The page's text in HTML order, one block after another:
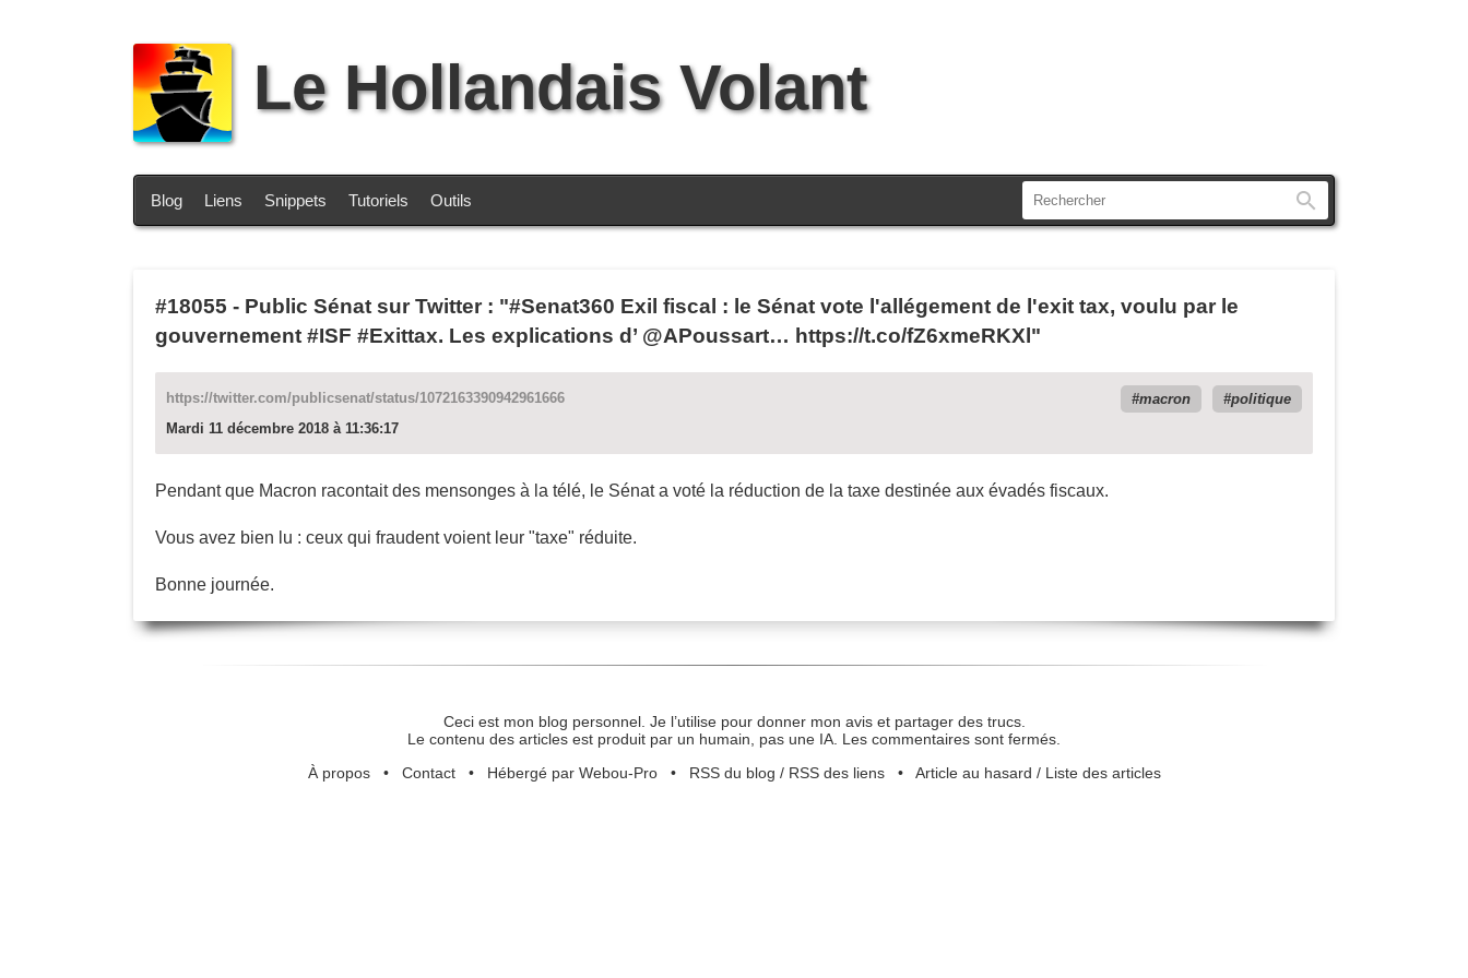
Le Hollandais Volant
Blog Liens Snippets Tutoriels Outils
#18055 - Public Sénat sur Twitter : "#Senat360 Exil fiscal : le Sénat vote l'allégement de l'exit tax, voulu par le
gouvernement #ISF #Exittax. Les explications d’ @APoussart… https://t.co/fZ6xmeRKXl"
https://twitter.com/publicsenat/status/1072163390942961666 macron
politique
Mardi 11 décembre 2018 à 11:36:17
Pendant que Macron racontait des mensonges à la télé, le Sénat a voté la réduction de la taxe destinée aux évadés fiscaux.
Vous avez bien lu : ceux qui fraudent voient leur "taxe" réduite.
Bonne journée.
Ceci est mon blog personnel. Je l’utilise pour donner mon avis et partager des trucs.
Le contenu des articles est produit par un humain, pas une IA. Les commentaires sont fermés.
À propos• Contact• Hébergé par Webou-Pro• RSS du blog / RSS des liens• Article au hasard / Liste des articles